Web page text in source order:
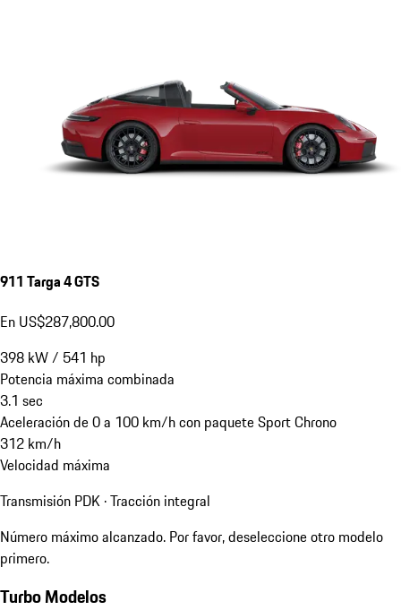
911 Targa 4 GTS
En US$287,800.00
398 kW/ 541 hp
Potencia máxima combinada
3.1 sec
Aceleración de 0 a 100 km/h con paquete Sport Chrono
312 km/h
Velocidad máxima
Transmisión PDK · Tracción integral
Número máximo alcanzado. Por favor, deseleccione otro modelo
primero.
Turbo Modelos